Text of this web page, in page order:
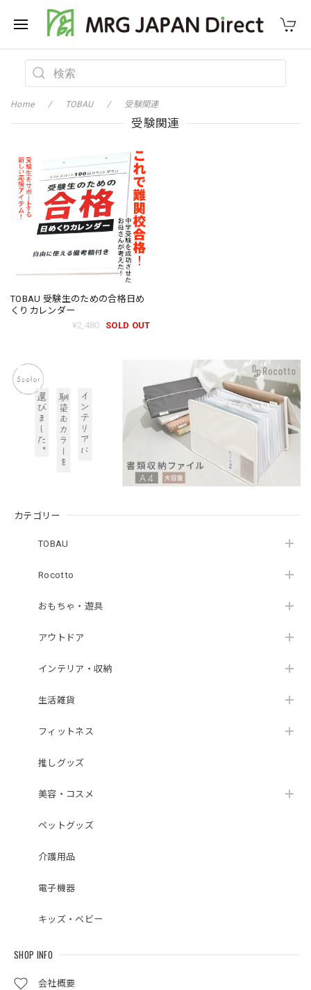
カテゴリー
TOBAU
Rocotto
おもちゃ・遊具
アウトドア
インテリア・収納
生活雑貨
フィットネス
推しグッズ
美容・コスメ
ペットグッズ
介護用品
電子機器
キッズ・ベビー
SHOP INFO
会社概要
Home TOBAU 受験関連
受験関連
TOBAU 受験生のための合格日め
くりカレンダー
¥2,480
SOLD OUT